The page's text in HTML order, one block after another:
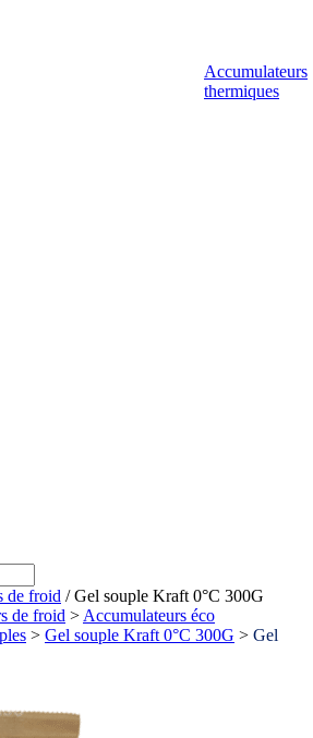
Accumulateurs
thermiques
de froid / Gel souple Kraft 0°C 300G
de froid > Accumulateurs éco
> Gel souple Kraft 0°C 300G > Gel